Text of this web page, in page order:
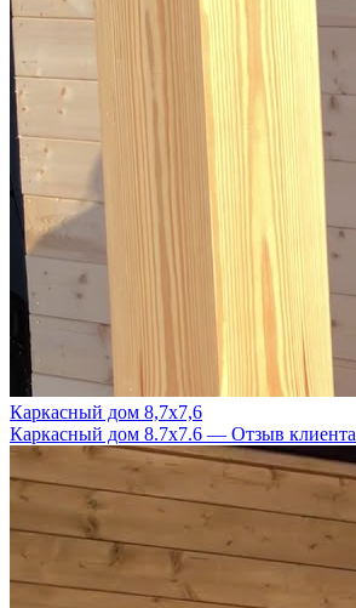
Каркасный дом 8,7х7,6
Каркасный дом 8.7х7.6 — Отзыв клиента